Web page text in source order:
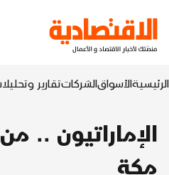
الرئيسيةالأسواقالشركاتتقارير
الإماراتيون ..
مكة